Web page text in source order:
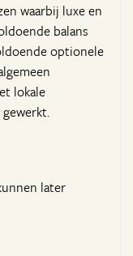
waarbij luxe en
balans
optionele
lokale
later